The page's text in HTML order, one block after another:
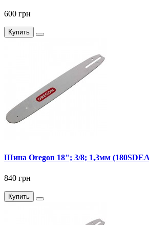
600 грн
Купить
Шина Oregon 18"; 3/8; 1,3мм
840 грн
Купить